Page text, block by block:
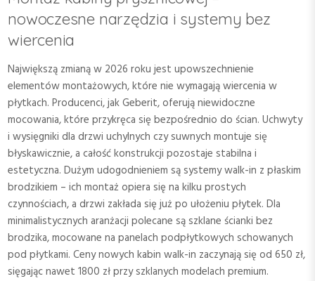
nowoczesne narzędzia i systemy bez
wiercenia
Największą zmianą w 2026 roku jest upowszechnienie
elementów montażowych, które nie wymagają wiercenia w
płytkach. Producenci, jak Geberit, oferują niewidoczne
mocowania, które przykręca się bezpośrednio do ścian. Uchwyty
i wysięgniki dla drzwi uchylnych czy suwnych montuje się
błyskawicznie, a całość konstrukcji pozostaje stabilna i
estetyczna. Dużym udogodnieniem są systemy walk-in z płaskim
brodzikiem – ich montaż opiera się na kilku prostych
czynnościach, a drzwi zakłada się już po ułożeniu płytek. Dla
minimalistycznych aranżacji polecane są szklane ścianki bez
brodzika, mocowane na panelach podpłytkowych schowanych
pod płytkami. Ceny nowych kabin walk-in zaczynają się od 650 zł,
sięgając nawet 1800 zł przy szklanych modelach premium.